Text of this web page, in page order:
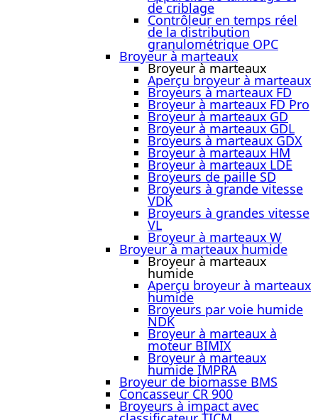
de criblage
Contrôleur en temps réel
de la distribution
granulométrique OPC
Broyeur à marteaux
Broyeur à marteaux
Aperçu broyeur à marteaux
Broyeurs à marteaux FD
Broyeur à marteaux FD Pro
Broyeur à marteaux GD
Broyeur à marteaux GDL
Broyeurs à marteaux GDX
Broyeur à marteaux HM
Broyeur à marteaux LDE
Broyeurs de paille SD
Broyeurs à grande vitesse
VDK
Broyeurs à grandes vitesse
VL
Broyeur à marteaux W
Broyeur à marteaux humide
Broyeur à marteaux
humide
Aperçu broyeur à marteaux
humide
Broyeurs par voie humide
NDK
Broyeur à marteaux à
moteur BIMIX
Broyeur à marteaux
humide IMPRA
Broyeur de biomasse BMS
Concasseur CR 900
Broyeurs à impact avec